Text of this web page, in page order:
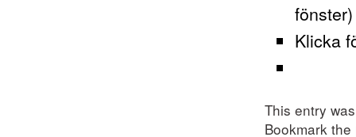
fönster)
Klicka
This entry
Bookmark the